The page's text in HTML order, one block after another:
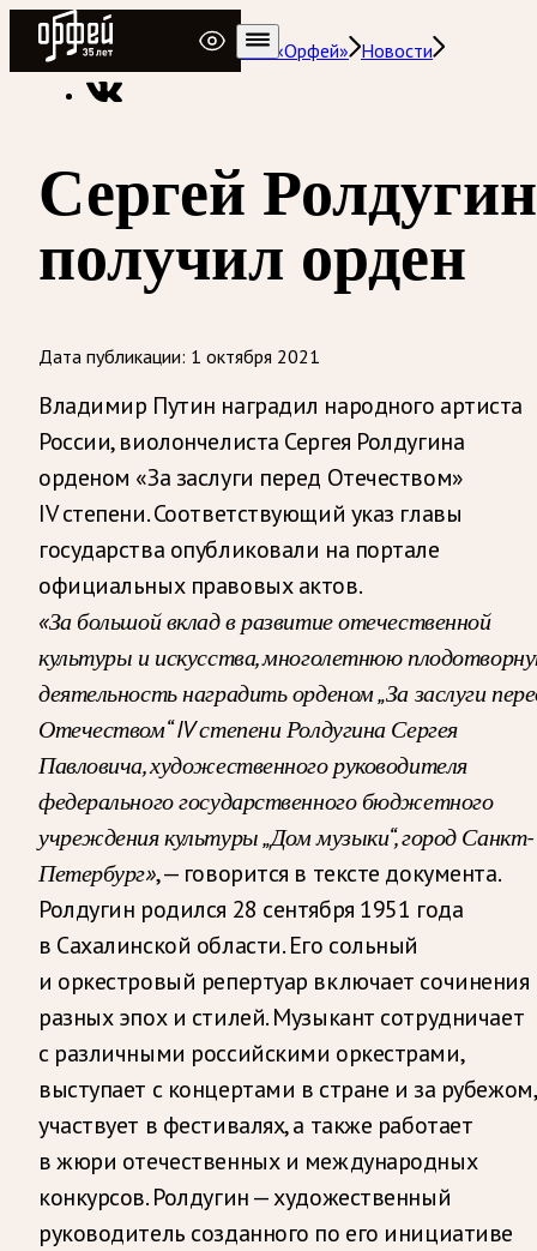
Радио Орфей
Радио классической музыки «Орфей» Новости
Сергей Ролдугин
получил орден
Дата публикации: 1 октября 2021
Владимир Путин наградил народного артиста
России, виолончелиста Сергея Ролдугина
орденом «За заслуги перед Отечеством»
IV степени. Соответствующий указ главы
государства опубликовали на портале
официальных правовых актов.
«За большой вклад в развитие отечественной
культуры и искусства, многолетнюю
деятельность наградить орденом „За заслуги
Отечеством“ IV степени Ролдугина Сергея
Павловича, художественного руководителя
федерального государственного бюджетного
учреждения культуры „Дом музыки“, город Санкт-
Петербург», — говорится в тексте документа.
Ролдугин родился 28 сентября 1951 года
в Сахалинской области. Его сольный
и оркестровый репертуар включает сочинения
разных эпох и стилей. Музыкант сотрудничает
с различными российскими оркестрами,
выступает с концертами в стране и за рубежом,
участвует в фестивалях, а также работает
в жюри отечественных и международных
конкурсов. Ролдугин — художественный
руководитель созданного по его инициативе